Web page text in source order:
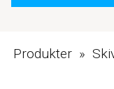
Produkter »